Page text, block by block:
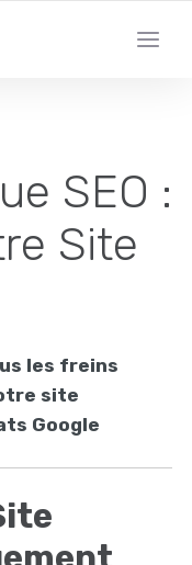
SEO :
Site
les freins
site
Google